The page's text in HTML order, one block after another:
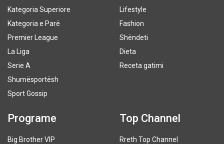
Kategoria Superiore
Kategoria e Parë
Premier League
La Liga
Serie A
Shumësportësh
Sport Gossip
Lifestyle
Fashion
Shëndeti
Dieta
Receta gatimi
Programe
Big Brother VIP
Top Channel
Rreth Top Channel